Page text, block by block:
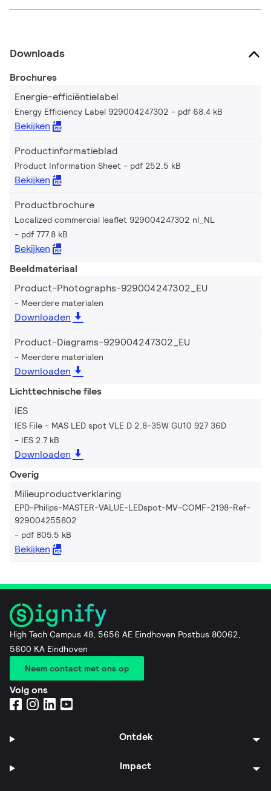
Downloads
Brochures
Energie-efficiëntielabel
Energy Efficiency Label 929004247302 pdf 68.4 kB
Bekijken
Productinformatieblad
Product Information Sheet pdf 252.5 kB
Bekijken
Productbrochure
Localized commercial leaflet 929004247302 nl_NL
pdf 777.8 kB
Bekijken
Beeldmateriaal
Product-Photographs-929004247302_EU
Meerdere materialen
Downloaden
Product-Diagrams-929004247302_EU
Meerdere materialen
Downloaden
Lichttechnische files
IES
IES File - MAS LED spot VLE D 2.8-35W GU10 927 36D
IES 2.7 kB
Downloaden
Overig
Milieuproductverklaring
EPD-Philips-MASTER-VALUE-LEDspot-MV-COMF-2198-Ref-
929004255802
pdf 805.5 kB
Bekijken
High Tech Campus 48, 5656 AE Eindhoven Postbus 80062,
5600 KA Eindhoven
Neem contact met ons op
Volg ons
Ontdek
Impact